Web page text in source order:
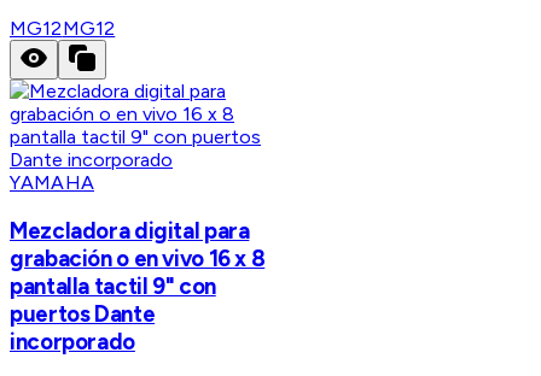
MG12MG12
YAMAHA
Mezcladora digital para
grabación o en vivo 16 x 8
pantalla tactil 9" con
puertos Dante
incorporado